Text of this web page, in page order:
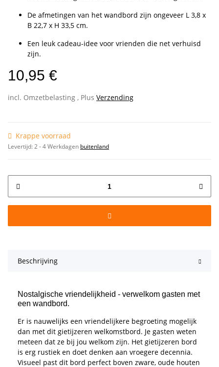
De afmetingen van het wandbord zijn ongeveer L 3,8 x
B 22,7 x H 33,5 cm.
Een leuk cadeau-idee voor vrienden die net verhuisd
zijn.
10,95 €
incl. Omzetbelasting , Plus Verzending
Krappe voorraad
Levertijd:2 - 4 Werkdagen buitenland
Beschrijving
Nostalgische vriendelijkheid - verwelkom gasten met
een wandbord.
Er is nauwelijks een vriendelijkere begroeting mogelijk
dan met dit gietijzeren welkomstbord. Je gasten weten
meteen dat ze bij jou welkom zijn. Het gietijzeren bord
is erg rustiek en doet denken aan vroegere decennia.
Visueel past dit bord perfect boven zware, oude houten